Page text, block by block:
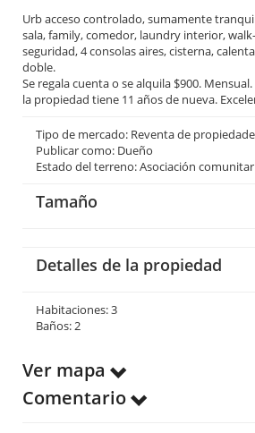
Urb acceso controlado, sumamente
sala, family, comedor, laundry interior,
seguridad, 4 consolas aires, cisterna,
doble.
Se regala cuenta o se alquila $900.
la propiedad tiene 11 años de nueva.
Tipo de mercado: Reventa de
Publicar como: Dueño
Estado del terreno: Asociación
Tamaño
Detalles de la propiedad
Habitaciones: 3
Baños: 2
Ver mapa
Comentario